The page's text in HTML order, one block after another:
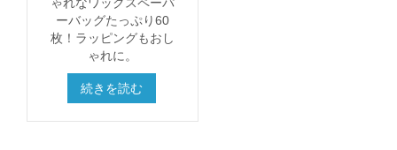
ーバッグたっぷり60
枚！ラッピングもおし
ゃれに。
続きを読む